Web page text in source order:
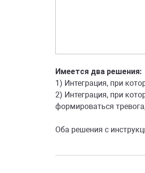
Имеется два решения:
1) Интеграция, при
2) Интеграция, при
формироваться
Оба решения с